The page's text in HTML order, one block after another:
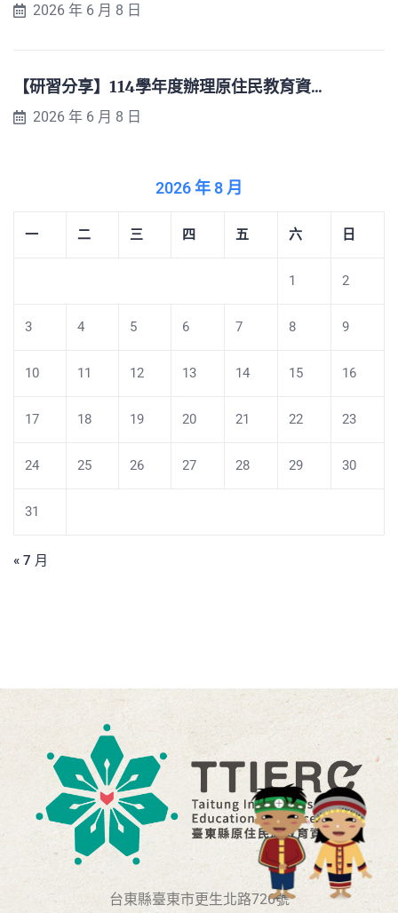
2026 年 6 月 8 日
【研習分享】114學年度辦理原住民教育資...
2026 年 6 月 8 日
2026 年 8 月
一 二 三 四 五 六 日
1 2
3 4 5 6 7 8 9
10 11 12 13 14 15 16
17 18 19 20 21 22 23
24 25 26 27 28 29 30
31
« 7 月
台東縣臺東市更生北路726號